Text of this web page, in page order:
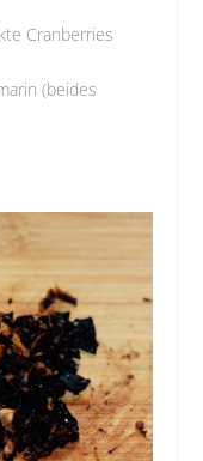
Cranberries
(beides